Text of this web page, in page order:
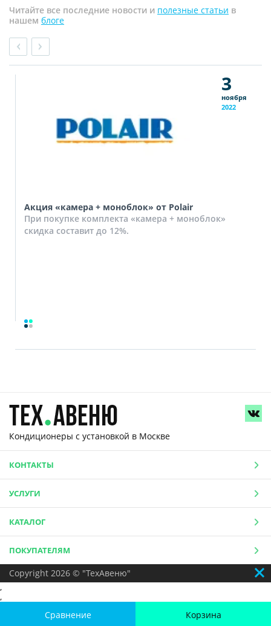
Сравнение Корзина
Читайте все последние новости и полезные статьи в
нашем блоге
3
ноября
2022
Акция «камера + моноблок» от Polair
При покупке комплекта «камера + моноблок»
скидка составит до 12%.
Кондиционеры с установкой в Москве
КОНТАКТЫ
УСЛУГИ
КАТАЛОГ
ПОКУПАТЕЛЯМ
Copyright 2026 © "ТехАвеню"
,
,